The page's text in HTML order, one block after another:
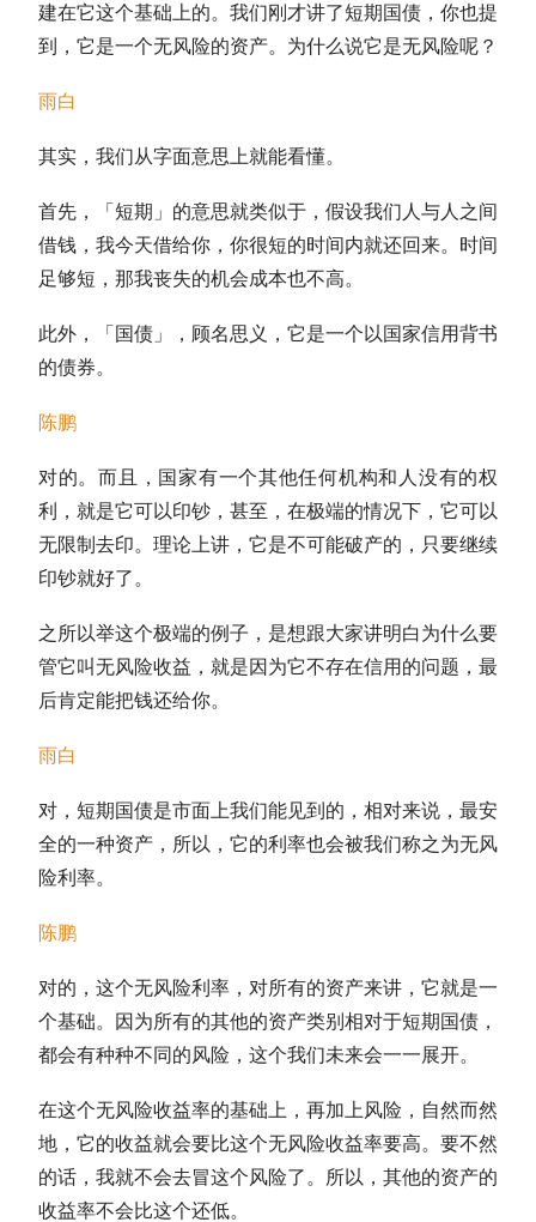
建在它这个基础上的。我们刚才讲了短期国债 ，你也提
到，它是一个无风险的资产。为什么说它是无风险呢？
雨白
其实，我们从字面意思上就能看懂。
首先，「短期」的意思就类似于，假设我们人与人之间
借钱，我今天借给你，你很短的时间内就还回来。时间
足够短，那我丧失的机会成本也不高。
此外，「 国债 」，顾名思义，它是一个以国家信用背书
的债券。
陈鹏
对的。而且，国家有一个其他任何机构和人没有的权
利，就是它可以印钞，甚至，在极端的情况下，它可以
无限制去印。理论上讲，它是不可能破产的，只要继续
印钞就好了。
之所以举这个极端的例子，是想跟大家讲明白为什么要
管它叫无风险收益，就是因为它不存在信用的问题，最
后肯定能把钱还给你。
雨白
对， 短期国债是市面上我们能见到的，相对来说，最安
全的一种资产，所以，它的利率也会被我们称之为无风
险利率。
陈鹏
对的，这个无风险利率，对所有的资产来讲，它就是一
个基础。因为所有的其他的资产类别相对于短期国债 ，
都会有种种不同的风险，这个我们未来会一一展开。
在这个无风险收益率的基础上，再加上风险，自然而然
地，它的收益就会要比这个无风险收益率要高。要不然
的话，我就不会去冒这个风险了。所以，其他的资产的
收益率不会比这个还低。